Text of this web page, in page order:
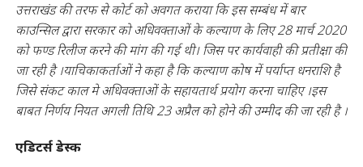
उत्तराखंड की तरफ से कोर्ट को अवगत कराया कि इस सम्बंध में बार
काउन्सिल द्वारा सरकार को अधिवक्ताओं के कल्याण के लिए 28 मार्च 2020
को फण्ड रिलीज करने की मांग की गई थी। जिस पर कार्यवाही की प्रतीक्षा की
जा रही है ।याचिकाकर्ताओं ने कहा है कि कल्याण कोष में पर्याप्त धनराशि है
जिसे संकट काल मे अधिवक्ताओं के सहायतार्थ प्रयोग करना चाहिए ।इस
बाबत निर्णय नियत अगली तिथि 23 अप्रैल को होने की उम्मीद की जा रही है ।
एडिटर्स डेस्क